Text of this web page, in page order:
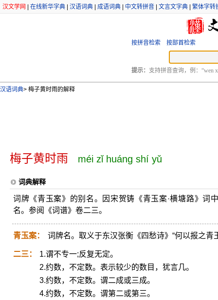
汉文学网 在线新华字典 汉语词典 成语词典 中文转拼音 文言文字典 繁体字转
按拼音检索 按部首检索
提示： 支持拼音查询，例：“wen
汉语词典> 梅子黄时雨的解释
梅子黄时雨 méi zǐ huáng shí yǔ
词典解释
词牌《青玉案》的别名。因宋贺铸《青玉案·横塘路》词
名。参阅《词谱》卷二三。
青玉案： 词牌名。取义于东汉张衡《四愁诗》“何以报之青
二三：
1.谓不专一;反复无定。
2.约数，不定数。表示较少的数目，犹言几。
3.约数，不定数。谓二成或三成。
4.约数，不定数。谓第二或第三。